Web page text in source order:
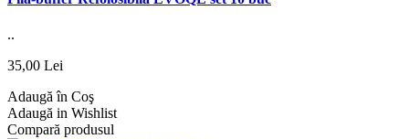
..
35,00 Lei
Adaugă în Coş
Adaugă in Wishlist
Compară produsul